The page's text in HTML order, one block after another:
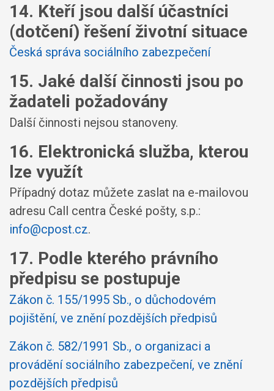
14. Kteří jsou další účastníci
(dotčení) řešení životní situace
Česká správa sociálního zabezpečení
15. Jaké další činnosti jsou po
žadateli požadovány
Další činnosti nejsou stanoveny.
16. Elektronická služba, kterou
lze využít
Případný dotaz můžete zaslat na e-mailovou
adresu Call centra České pošty, s.p.:
info@cpost.cz.
17. Podle kterého právního
předpisu se postupuje
Zákon č. 155/1995 Sb., o důchodovém
pojištění, ve znění pozdějších předpisů
Zákon č. 582/1991 Sb., o organizaci a
provádění sociálního zabezpečení, ve znění
pozdějších předpisů